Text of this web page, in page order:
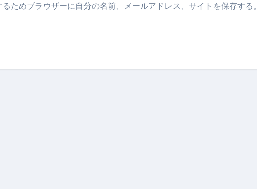
ためブラウザーに自分の名前、メールアドレス、サイトを保存する。